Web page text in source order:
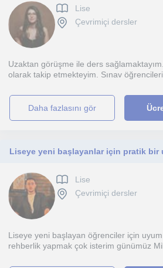
Lise
Çevrimiçi dersler
Uzaktan görüşme ile ders
olarak takip etmekteyim. Sınav
daha fazlasını gör
Lise
Çevrimiçi dersler
Liseye yeni başlayan öğrenciler için
rehberlik yapmak çok isterim günümüz